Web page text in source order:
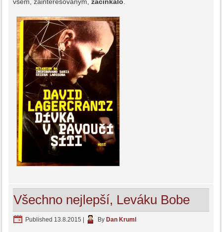
všem, zainteresovaným,zacinkalo.
Všechno nejlepší, Leváku Bobe
Published 13.8.2015 By Dan Kruml